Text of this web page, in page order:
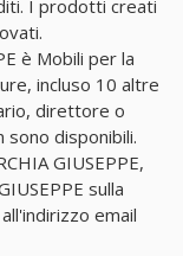
I prodotti creati
è Mobili per la
incluso 10 altre
direttore o
sono disponibili.
GIUSEPPE,
sulla
email